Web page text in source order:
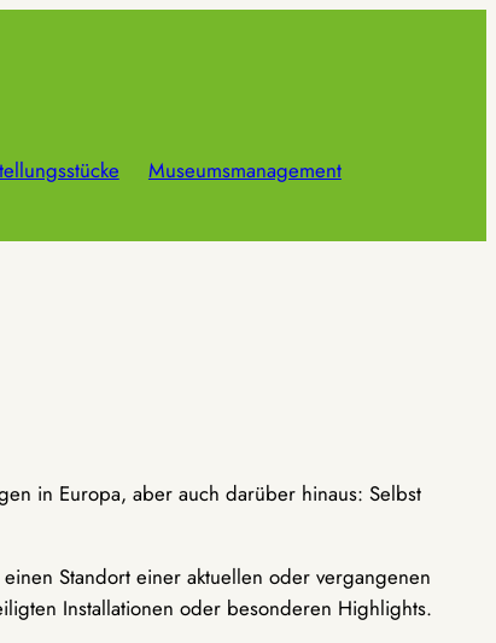
Museumsmanagement
in Europa, aber auch darüber hinaus: Selbst
Standort einer aktuellen oder vergangenen
Installationen oder besonderen Highlights.